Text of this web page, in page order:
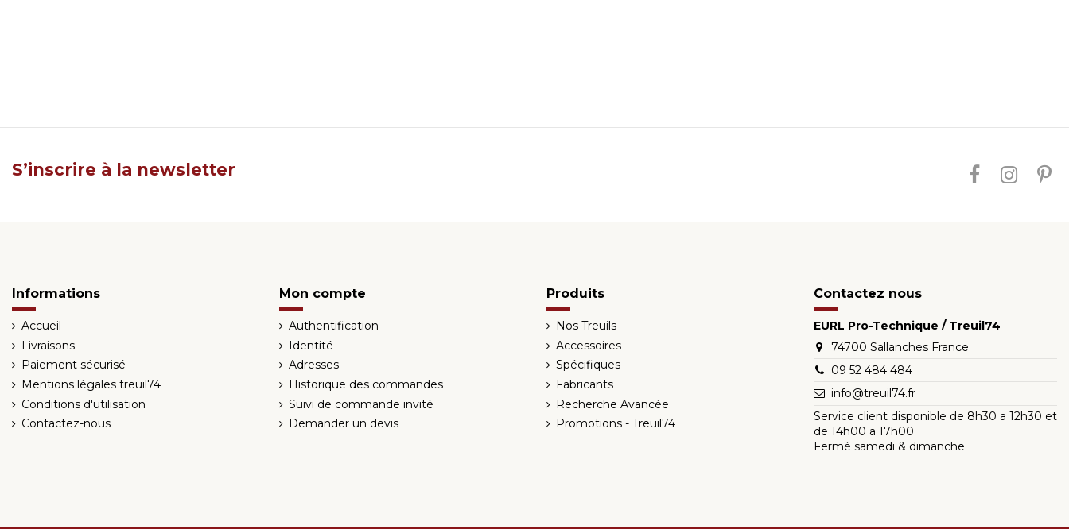
S’inscrire à la newsletter
Informations
Accueil
Livraisons
Paiement sécurisé
Mentions légales treuil74
Conditions d'utilisation
Contactez-nous
Mon compte
Authentification
Identité
Adresses
Historique des commandes
Suivi de commande invité
Demander un devis
Produits
Nos Treuils
Accessoires
Spécifiques
Fabricants
Recherche Avancée
Promotions - Treuil74
Contactez nous
EURL Pro-Technique / Treuil74
74700 Sallanches France
09 52 484 484
info@treuil74.fr
Service client disponible de 8h30 a 12h30 et
de 14h00 a 17h00
Fermé samedi & dimanche